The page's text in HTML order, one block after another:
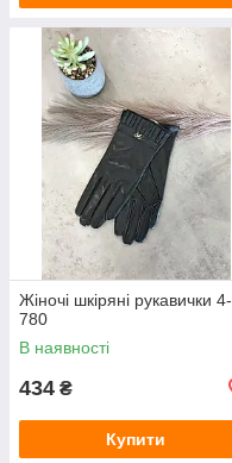
Жіночі шкіряні рукавички 4-
780
В наявності
434 ₴
Купити